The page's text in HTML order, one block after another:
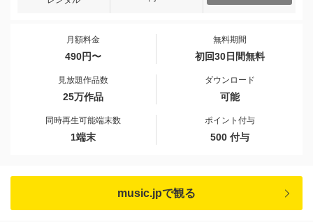
月額料金
490円〜
無料期間
初回30日間無料
見放題作品数
25万作品
ダウンロード
可能
同時再生可能端末数
1端末
ポイント付与
500 付与
music.jpで観る